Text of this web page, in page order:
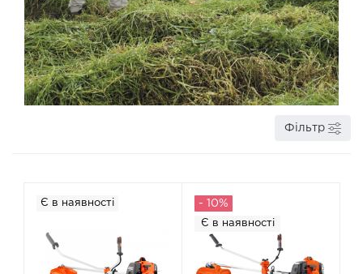
Фільтр
Є в наявності - 10%
Є в наявності